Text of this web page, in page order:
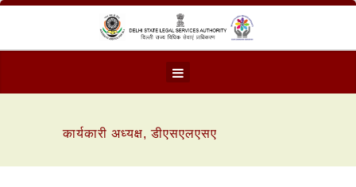
कार्यकारी अध्यक्ष, डीएसएलएसए